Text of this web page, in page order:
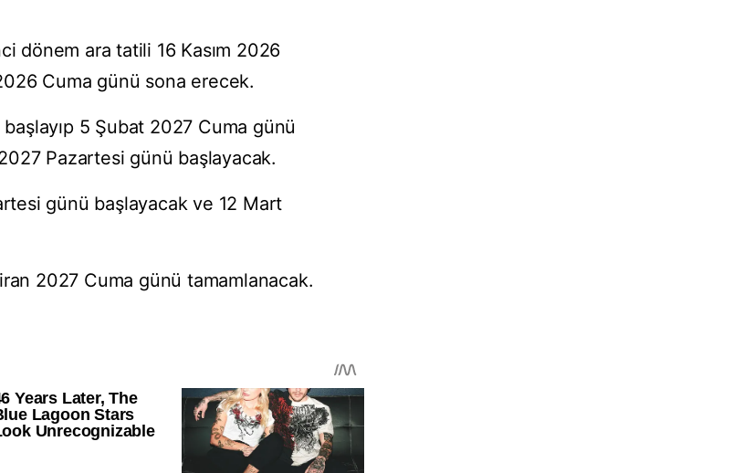
dönem ara tatili 16 Kasım 2026
Cuma günü sona erecek.
5 Şubat 2027 Cuma günü
Pazartesi günü başlayacak.
günü başlayacak ve 12 Mart
2027 Cuma günü tamamlanacak.